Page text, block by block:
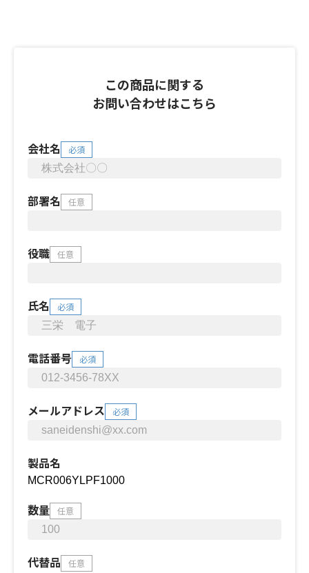
この商品に関する
お問い合わせはこちら
会社名 必須
部署名 任意
役職 任意
氏名 必須
電話番号 必須
メールアドレス 必須
製品名
数量 任意
代替品 任意